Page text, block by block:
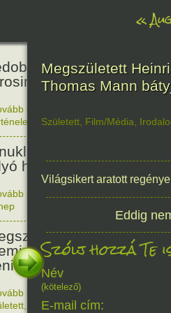
«
az első
olvasom
fegyverek
harc világnapja
olvasom
Sir Alexander
Nobel-díjas angol
felfedezője.
olvasom|1 hozzászólás, szólj
Alkotás
Megszületett
Thomas Mann
Született Film/Média
Világsikert aratott
Eddig
Szólj hozzá Te
Név
(kötelező)
E-mail cím: